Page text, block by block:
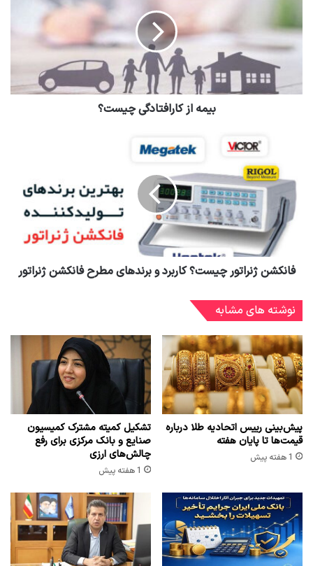
بیمه از کارافتادگی چیست؟
فانکشن ژنراتور چیست؟ کاربرد و برندهای مطرح فانکشن ژنراتور
نوشته های مشابه
پیش‌بینی رییس اتحادیه طلا درباره
قیمت‌ها تا پایان هفته
1 هفته پیش
تشکیل کمیته مشترک کمیسیون
صنایع و بانک مرکزی برای رفع
چالش‌های ارزی
1 هفته پیش